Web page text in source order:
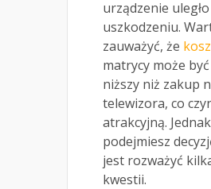
urządzenie uległo
uszkodzeniu.
zauważyć, że
matrycy może
niższy niż zakup
telewizora, co
atrakcyjną.
podejmiesz
jest rozważyć
kwestii.